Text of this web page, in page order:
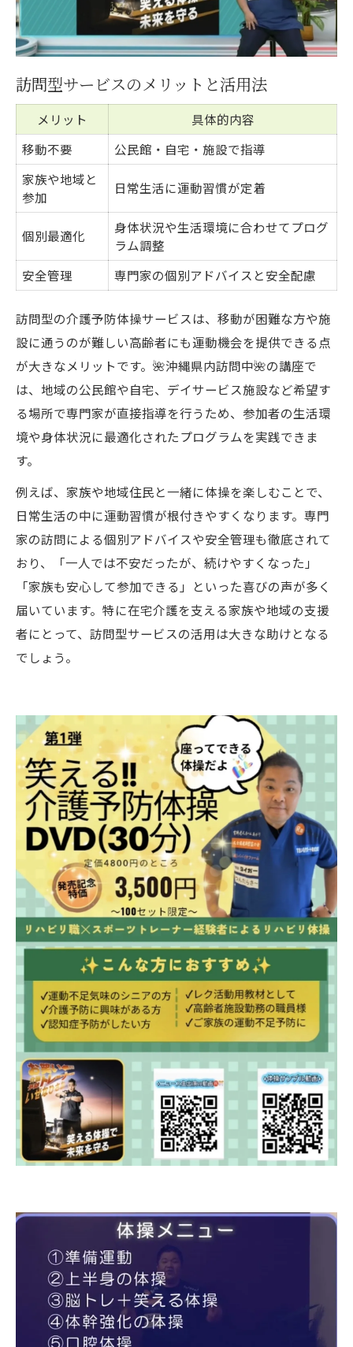
訪問型サービスのメリットと活用法
メリット
具体的内容
移動不要
公民館・自宅・施設で指導
家族や地域と
参加
日常生活に運動習慣が定着
個別最適化
身体状況や生活環境に合わせてプログ
ラム調整
安全管理
専門家の個別アドバイスと安全配慮
訪問型の介護予防体操サービスは、移動が困難な方や施
設に通うのが難しい高齢者にも運動機会を提供できる点
が大きなメリットです。🌺沖縄県内訪問中🌺の講座で
は、地域の公民館や自宅、デイサービス施設など希望す
る場所で専門家が直接指導を行うため、参加者の生活環
境や身体状況に最適化されたプログラムを実践できま
す。
例えば、家族や地域住民と一緒に体操を楽しむことで、
日常生活の中に運動習慣が根付きやすくなります。専門
家の訪問による個別アドバイスや安全管理も徹底されて
おり、「一人では不安だったが、続けやすくなった」
「家族も安心して参加できる」といった喜びの声が多く
届いています。特に在宅介護を支える家族や地域の支援
者にとって、訪問型サービスの活用は大きな助けとなる
でしょう。